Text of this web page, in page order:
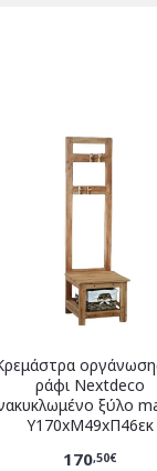
ράφι Nextdeco
ξύλο
Υ170xM49xΠ46εκ
170,50€